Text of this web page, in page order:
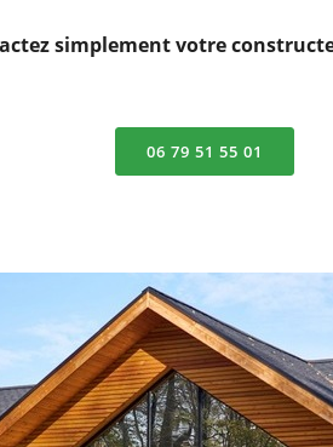
simplement votre
06 79 51 55 01